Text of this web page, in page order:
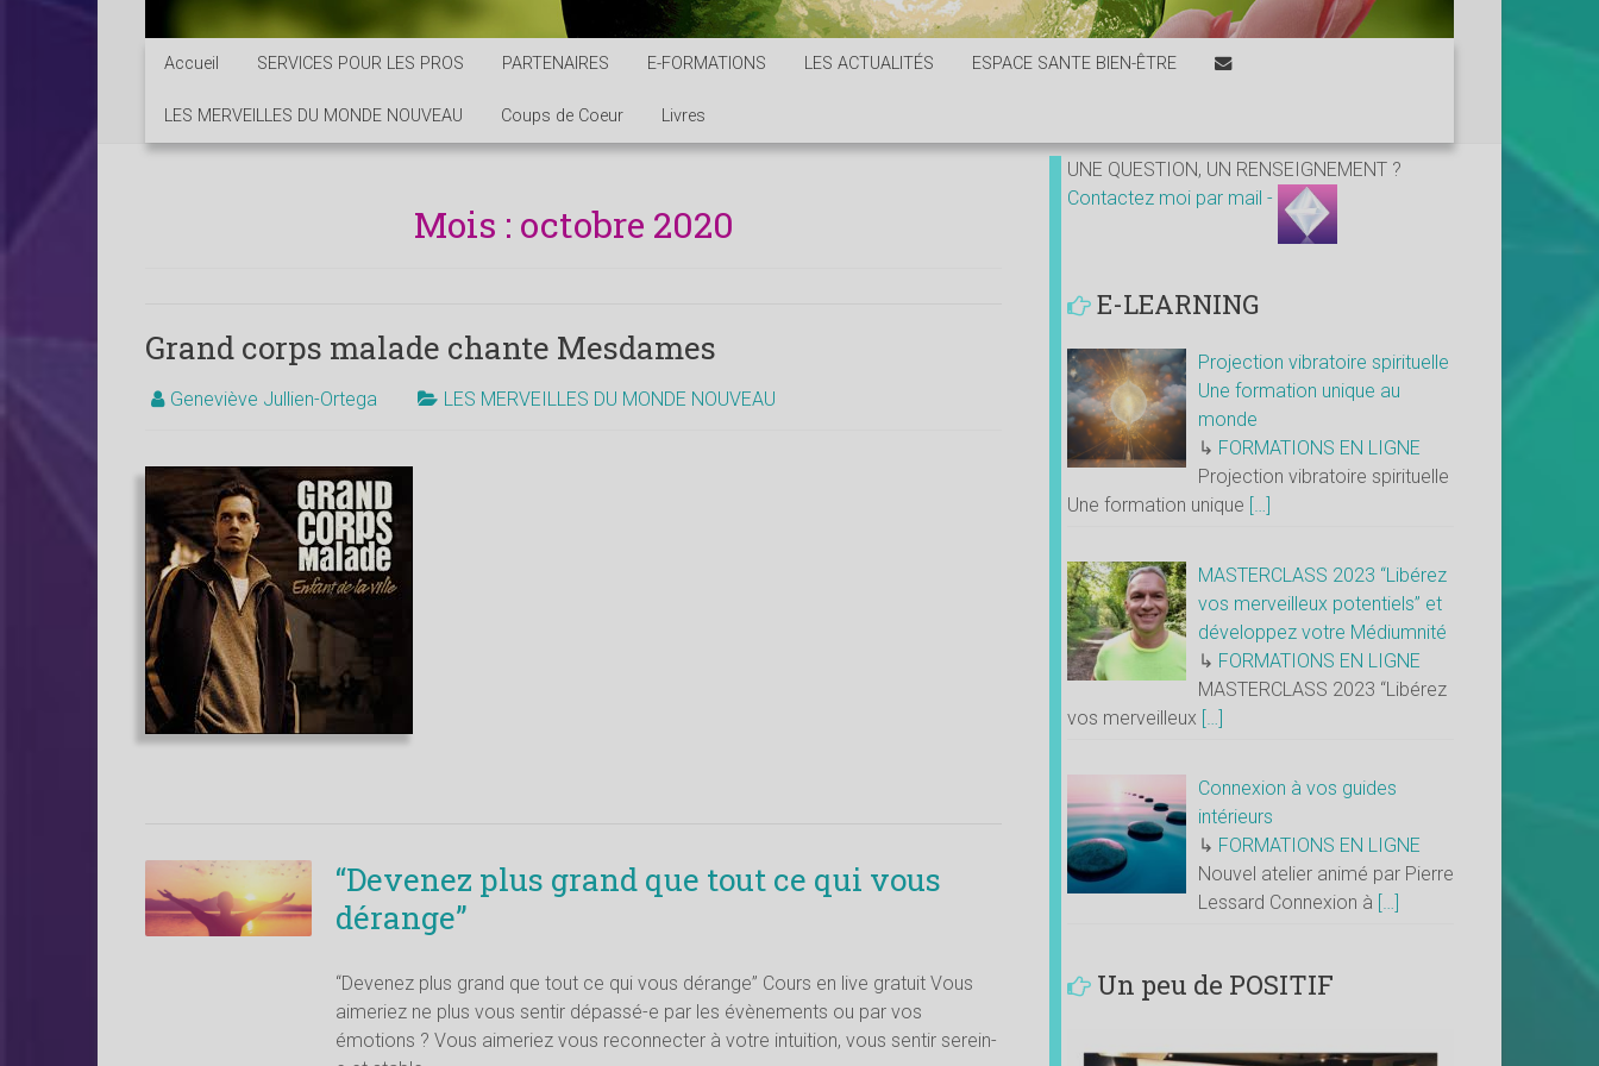
Accueil SERVICES POUR LES PROS PARTENAIRES E-FORMATIONS LES ACTUALITÉS ESPACE SANTE BIEN-ÊTRE
LES MERVEILLES DU MONDE NOUVEAU Coups de Coeur Livres
Mois : octobre 2020
Grand corps malade chante Mesdames
Geneviève Jullien-Ortega LES MERVEILLES DU MONDE NOUVEAU
“Devenez plus grand que tout ce qui vous
dérange”
“Devenez plus grand que tout ce qui vous dérange” Cours en live gratuit Vous
aimeriez ne plus vous sentir dépassé-e par les évènements ou par vos
émotions ? Vous aimeriez vous reconnecter à votre intuition, vous sentir serein-
UNE QUESTION, UN RENSEIGNEMENT ?
Contactez moi par mail -
E-LEARNING
Projection vibratoire spirituelle
Une formation unique au
monde
↳ FORMATIONS EN LIGNE
Projection vibratoire spirituelle
Une formation unique […]
MASTERCLASS 2023 “Libérez
vos merveilleux potentiels” et
développez votre Médiumnité
↳ FORMATIONS EN LIGNE
MASTERCLASS 2023 “Libérez
vos merveilleux […]
Connexion à vos guides
intérieurs
↳ FORMATIONS EN LIGNE
Nouvel atelier animé par Pierre
Lessard Connexion à […]
Un peu de POSITIF